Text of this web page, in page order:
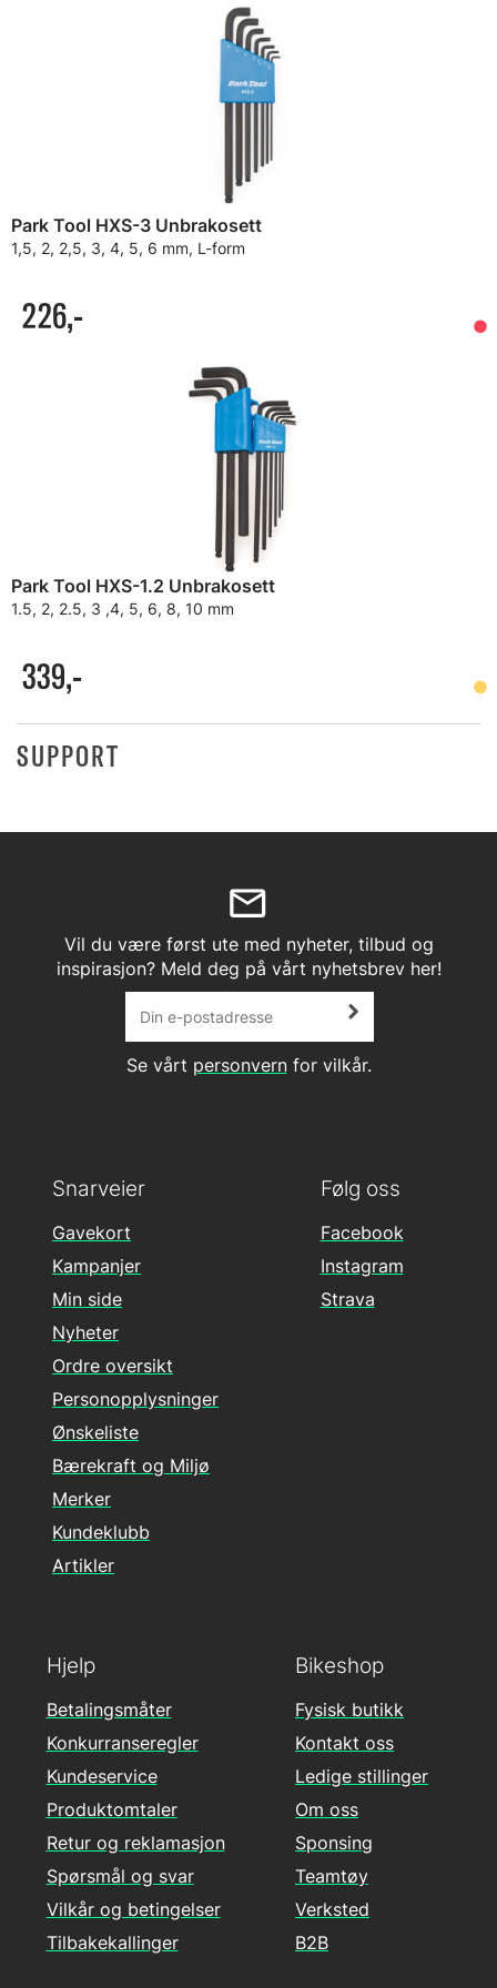
Park Tool HXS-3 Unbrakosett
1,5, 2, 2,5, 3, 4, 5, 6 mm, L-form
226,-
Park Tool HXS-1.2 Unbrakosett
1.5, 2, 2.5, 3 ,4, 5, 6, 8, 10 mm
339,-
SUPPORT
Vil du være først ute med nyheter, tilbud og
inspirasjon? Meld deg på vårt nyhetsbrev her!
Se vårt personvernfor vilkår.
Følg oss
Facebook
Instagram
Strava
Hjelp
Betalingsmåter
Konkurranseregler
Kundeservice
Produktomtaler
Retur og reklamasjon
Spørsmål og svar
Vilkår og betingelser
Tilbakekallinger
Snarveier
Gavekort
Kampanjer
Min side
Nyheter
Ordre oversikt
Personopplysninger
Ønskeliste
Bærekraft og Miljø
Merker
Kundeklubb
Artikler
Bikeshop
Fysisk butikk
Kontakt oss
Ledige stillinger
Om oss
Sponsing
Teamtøy
Verksted
B2B